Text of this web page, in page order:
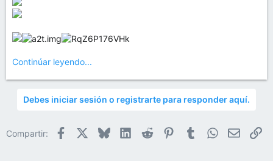
Continúar leyendo...
Debes iniciar sesión o registrarte para responder aquí.
Compartir: Facebook BlueskyLinkedIn
Reddit PinterestTumblrWhatsApp
Email